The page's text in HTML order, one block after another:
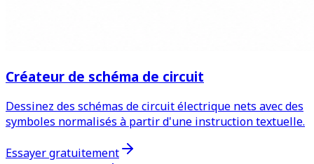
Créateur de schéma de circuit
Dessinez des schémas de circuit électrique nets avec des
symboles normalisés à partir d'une instruction textuelle.
Essayer gratuitement